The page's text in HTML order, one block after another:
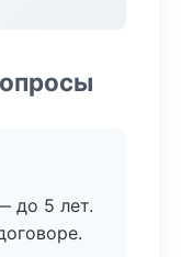
до 5 лет.